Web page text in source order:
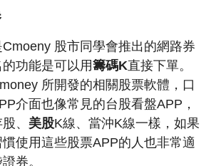
Cmoeny 股市同學會推出的網路券
功能是可以用籌碼K直接下單。
所開發的相關股票軟體，口
介面也像常見的台股看盤APP，
、 美股K線、當沖K線一樣，如果
使用這些股票APP的人也非常適
券。